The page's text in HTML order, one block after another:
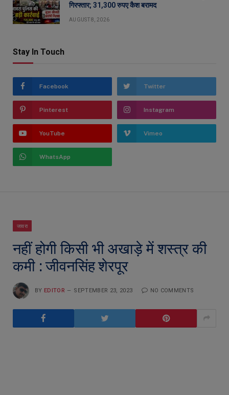
गिरफ्तार; 31,300 रुपए कैश बरामद
AUGUST 8, 2026
Stay In Touch
Facebook Twitter
Pinterest Instagram
YouTube Vimeo
WhatsApp
जावरा
नहीं होगी किसी भी अखाड़े में शस्त्र की
कमी : जीवनसिंह शेरपूर
BY EDITOR SEPTEMBER 23, 2023 NO COMMENTS